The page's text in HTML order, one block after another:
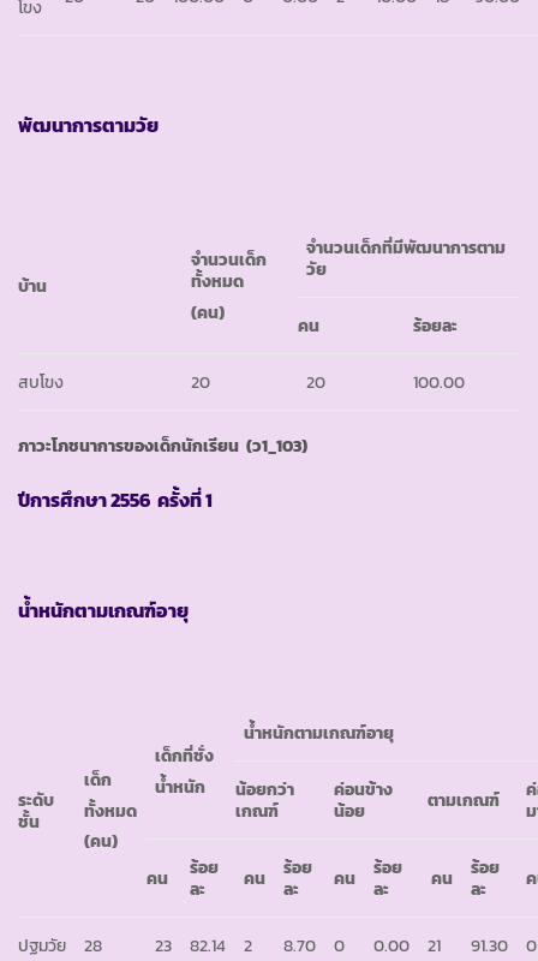
โขง
พัฒนาการตามวัย
บ้าน
จำนวนเด็ก
ทั้งหมด
(คน)
จำนวนเด็กที่มีพัฒนาการตาม
วัย
คน ร้อยละ
สบโขง 20 20 100.00
ภาวะโภชนาการของเด็กนักเรียน (ว1_103)
ปีการศึกษา2556 ครั้งที่ 1
น้ำหนักตามเกณฑ์อายุ
ระดับ
ชั้น
เด็ก
ทั้งหมด
(คน)
เด็กที่ชั่ง
น้ำหนัก
น้ำหนักตามเกณฑ์อายุ
น้อยกว่า
เกณฑ์
ค่อนข้าง
น้อย
ตามเกณฑ์
คน
ร้อย
ละ
คน
ร้อย
ละ
คน
ร้อย
ละ
คน
ร้อย
ละ
ปฐมวัย 28 23 82.14 2 8.70 0 0.00 21 91.30 0